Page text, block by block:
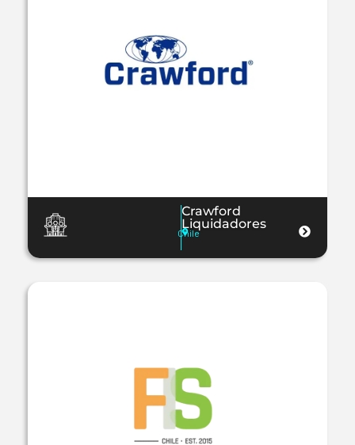
Crawford
Liquidadores
Chile